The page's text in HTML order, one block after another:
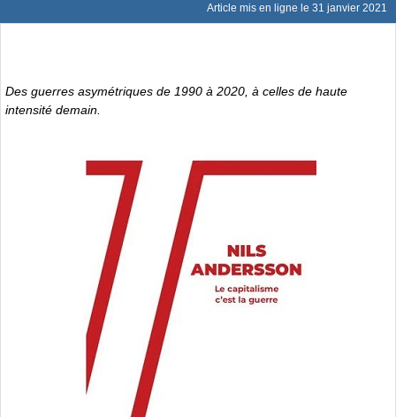
Article mis en ligne le 31 janvier 2021
Des guerres asymétriques de 1990 à 2020, à celles de haute
intensité demain.